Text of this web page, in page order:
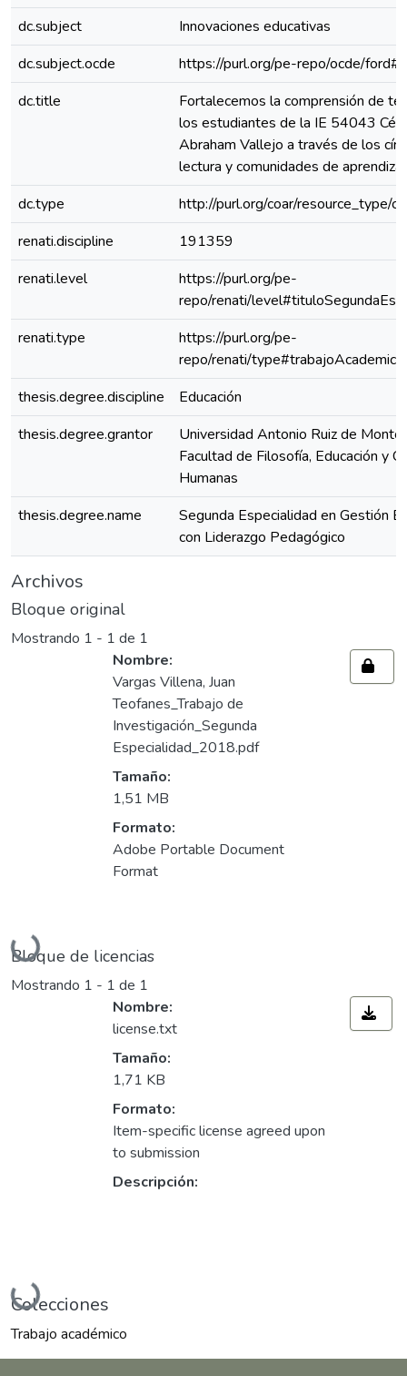
dc.subject
Innovaciones educativas
dc.subject.ocde
https://purl.org/pe-repo/ocde/
dc.title
Fortalecemos la comprensión de
los estudiantes de la IE 54043
Abraham Vallejo a través de los
lectura y comunidades de
dc.type
http://purl.org/coar/resource_type/
renati.discipline
191359
renati.level
https://purl.org/pe-
repo/renati/
renati.type
https://purl.org/pe-
repo/renati/type#trabajoAcademico
thesis.degree.discipline
Educación
thesis.degree.grantor
Universidad Antonio Ruiz de
Facultad de Filosofía, Educación y
Humanas
thesis.degree.name
Segunda Especialidad en Gestión
con Liderazgo Pedagógico
Archivos
Bloque original
Mostrando 1 - 1 de 1
Cargando...
Nombre:
Vargas Villena, Juan
Teofanes_Trabajo de
Investigación_Segunda
Especialidad_2018.pdf
Tamaño:
1,51 MB
Formato:
Adobe Portable Document
Format
Bloque de licencias
Mostrando 1 - 1 de 1
Cargando...
Nombre:
license.txt
Tamaño:
1,71 KB
Formato:
Item-specific license agreed upon
to submission
Descripción:
Colecciones
Trabajo académico